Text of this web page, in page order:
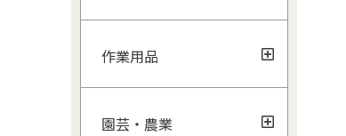
作業用品
園芸・農業